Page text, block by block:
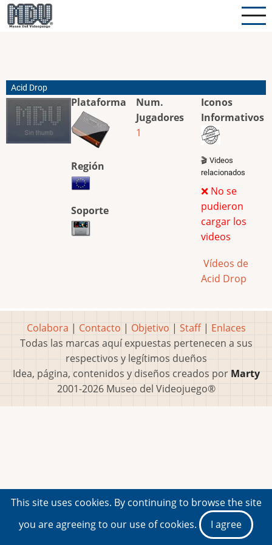
Pasar
al
Acid Drop
Plataforma
Región
Soporte
Num.
Jugadores
1
Iconos
Informativos
🎬 Videos
relacionados
❌ No se
pudieron
cargar los
videos
Vídeos de
Acid Drop
Colabora | Contacto | Objetivo | Staff| Enlaces
Todas las marcas aquí expuestas pertenecen a sus
respectivos y legítimos dueños
Idea, página, contenidos y diseños creados por Marty
2001-2026 Museo del Videojuego®
This site uses cookies. By continuing to browse the site
you are agreeing to our use of cookies.
I agree